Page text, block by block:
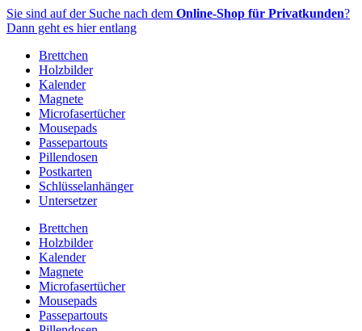
Zum
Inhalt
Sie sind auf der Suche nach dem Online-Shop für Privatkunden?
Dann geht es hier entlang
Brettchen
Holzbilder
Kalender
Magnete
Microfasertücher
Mousepads
Passepartouts
Pillendosen
Postkarten
Schlüsselanhänger
Untersetzer
Brettchen
Holzbilder
Kalender
Magnete
Microfasertücher
Mousepads
Passepartouts